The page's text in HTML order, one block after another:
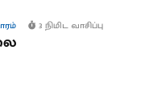
3 நிமிட வாசிப்பு